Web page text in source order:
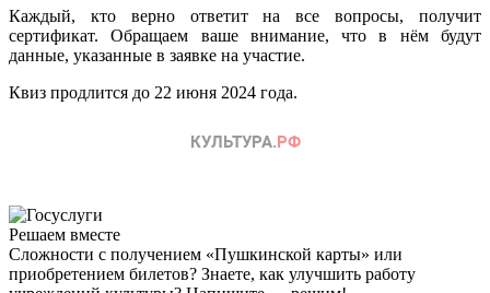
Каждый, кто верно ответит на все вопросы, получит
сертификат. Обращаем ваше внимание, что в нём будут
данные, указанные в заявке на участие.
Квиз продлится до 22 июня 2024 года.
Решаем вместе
Сложности с получением «Пушкинской карты» или
приобретением билетов? Знаете, как улучшить работу